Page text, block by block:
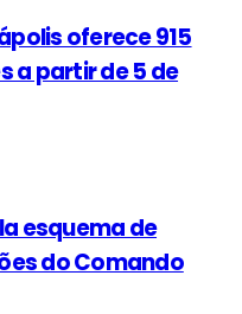
oferece 915
a partir de 5 de
esquema de
do Comando